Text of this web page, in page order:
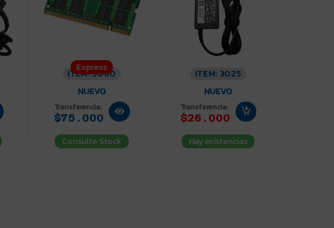
Express
ITEM: 3060
NUEVO
Transferencia:
$75.000
Consulte Stock
ITEM: 3025
NUEVO
Transferencia:
$26.000
Hay existencias